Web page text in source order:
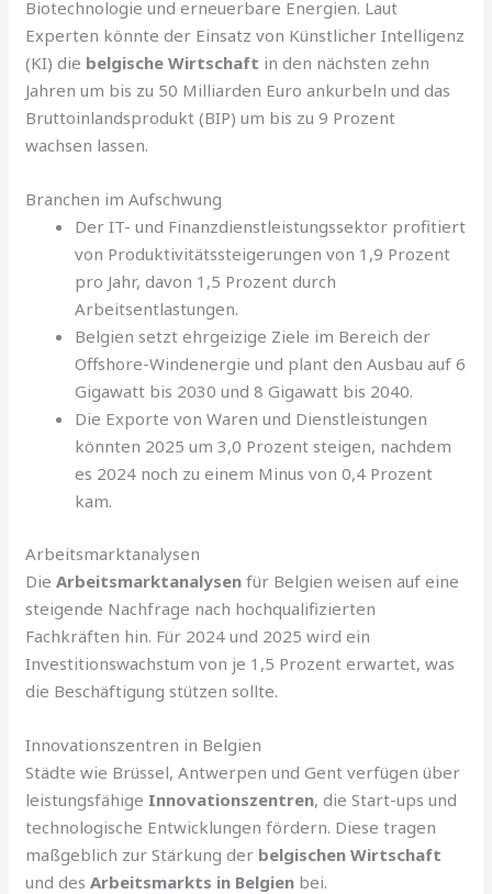
Biotechnologie und erneuerbare Energien. Laut
Experten könnte der Einsatz von Künstlicher Intelligenz
(KI) die belgische Wirtschaft in den nächsten zehn
Jahren um bis zu 50 Milliarden Euro ankurbeln und das
Bruttoinlandsprodukt (BIP) um bis zu 9 Prozent
wachsen lassen.
Branchen im Aufschwung
Der IT- und Finanzdienstleistungssektor profitiert
von Produktivitätssteigerungen von 1,9 Prozent
pro Jahr, davon 1,5 Prozent durch
Arbeitsentlastungen.
Belgien setzt ehrgeizige Ziele im Bereich der
Offshore-Windenergie und plant den Ausbau auf 6
Gigawatt bis 2030 und 8 Gigawatt bis 2040.
Die Exporte von Waren und Dienstleistungen
könnten 2025 um 3,0 Prozent steigen, nachdem
es 2024 noch zu einem Minus von 0,4 Prozent
kam.
Arbeitsmarktanalysen
DieArbeitsmarktanalysen für Belgien weisen auf eine
steigende Nachfrage nach hochqualifizierten
Fachkräften hin. Für 2024 und 2025 wird ein
Investitionswachstum von je 1,5 Prozent erwartet, was
die Beschäftigung stützen sollte.
Innovationszentren in Belgien
Städte wie Brüssel, Antwerpen und Gent verfügen über
leistungsfähige Innovationszentren, die Start-ups und
technologische Entwicklungen fördern. Diese tragen
maßgeblich zur Stärkung der belgischen Wirtschaft
und desArbeitsmarkts in Belgien bei.